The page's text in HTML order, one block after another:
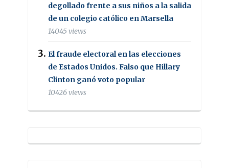
degollado frente a sus niños a la salida
de un colegio católico en Marsella
14045 views
El fraude electoral en las elecciones
de Estados Unidos. Falso que Hillary
Clinton ganó voto popular
10426 views